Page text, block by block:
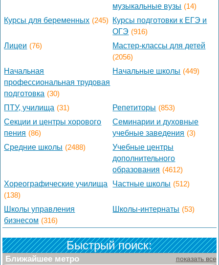
музыкальные вузы (14)
Курсы для беременных (245)
Курсы подготовки к ЕГЭ и
ОГЭ (916)
Лицеи (76)
Мастер-классы для детей
(2056)
Начальная
профессиональная трудовая
подготовка (30)
Начальные школы (449)
ПТУ, училища (31) Репетиторы (853)
Секции и центры хорового
пения (86)
Семинарии и духовные
учебные заведения (3)
Средние школы (2488)
Учебные центры
дополнительного
образования (4612)
Хореографические училища
(138)
Частные школы (512)
Школы управления
бизнесом (316)
Школы-интернаты (53)
Быстрый поиск:
Ближайшее метро показать все